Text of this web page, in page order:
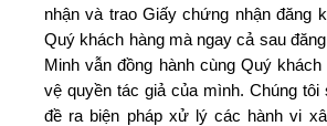
nhận và trao Giấy chứng nhận đăng
Quý khách hàng mà ngay cả sau
Minhvẫn đồng hành cùng Quý
vệ quyền tác giả của mình. Chúng tôi
đề ra biện pháp xử lý các hành vi